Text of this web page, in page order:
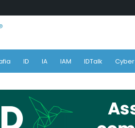
ID IA IAM IDTalk Cyber